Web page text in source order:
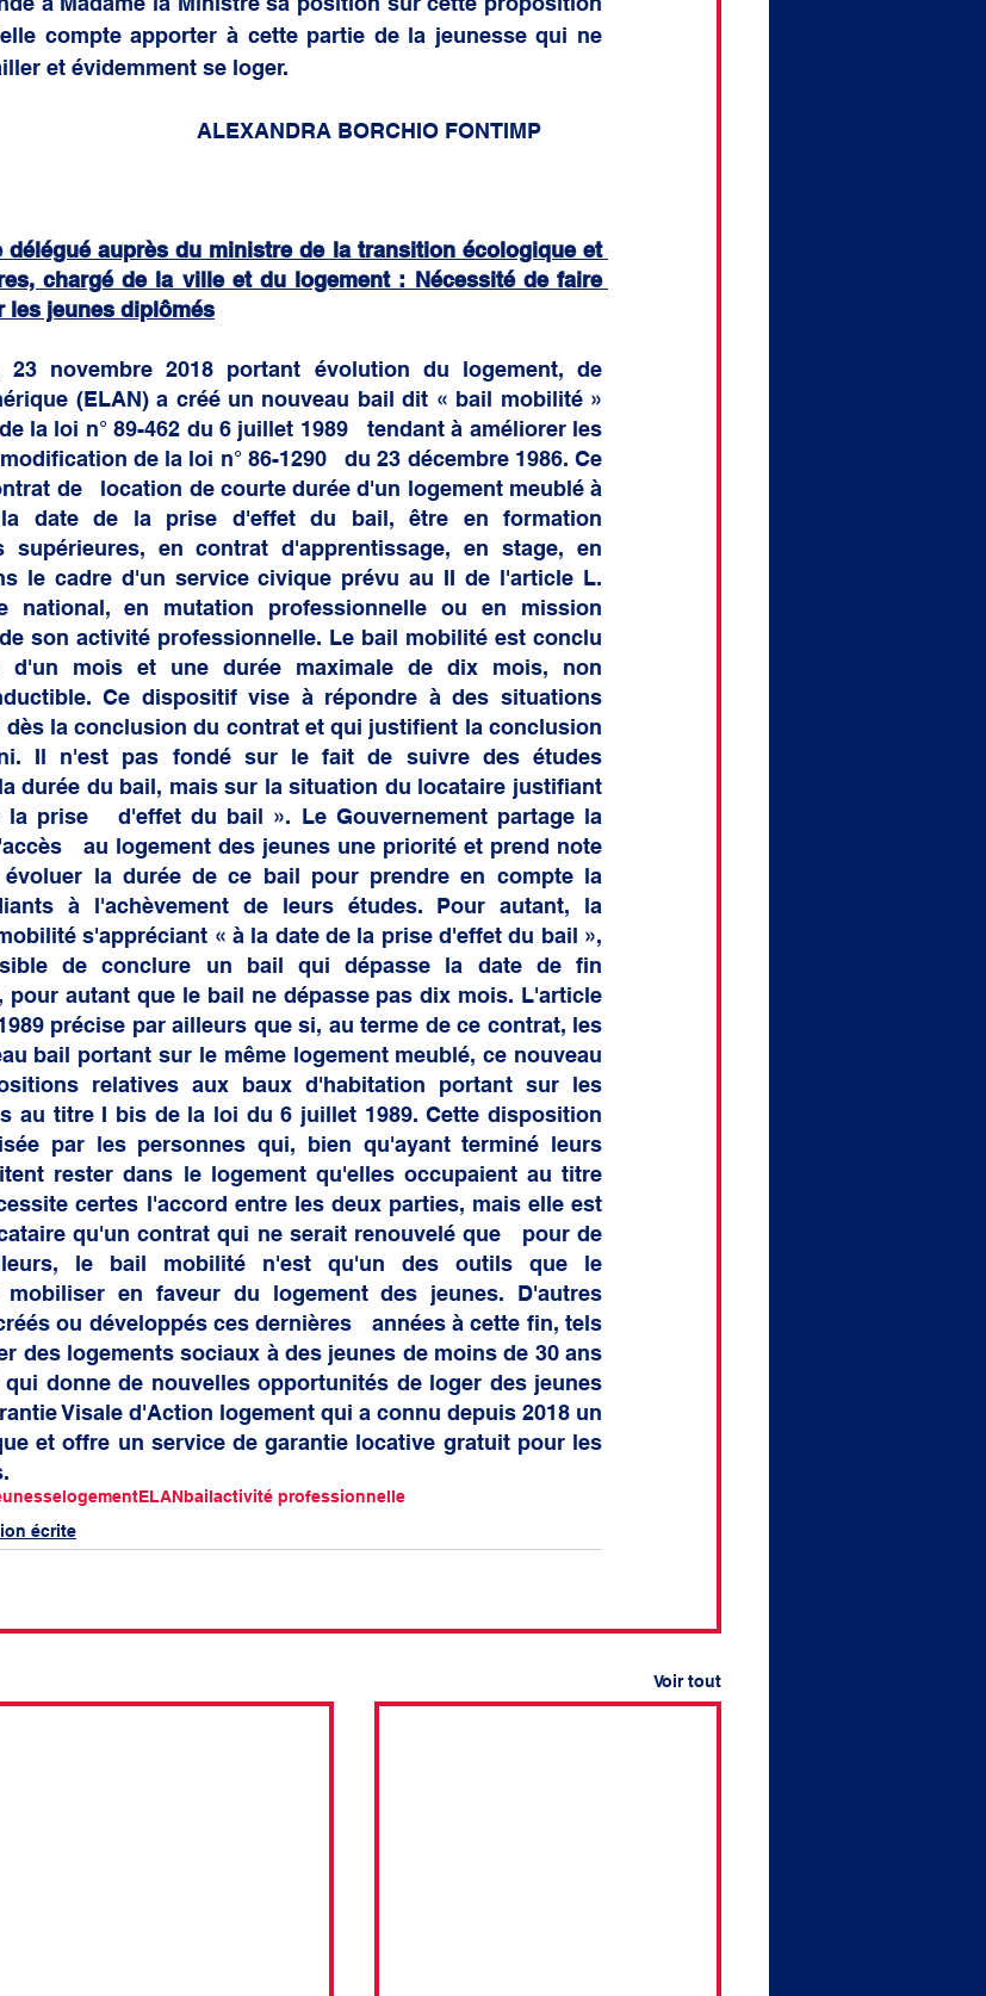
compte apporter à cette partie de la jeunesse qui ne
et évidemment se loger.
										ALEXANDRA BORCHIO FONTIMP
délégué auprès du ministre de la transition écologique et
chargé de la ville et du logement : Nécessité de faire
les jeunes diplômés
novembre 2018 portant évolution du logement, de
(ELAN) a créé un nouveau bail dit « bail mobilité »
la loi n° 89-462 du 6 juillet 1989   tendant à améliorer les
de la loi n° 86-1290   du 23 décembre 1986. Ce
de   location de courte durée d'un logement meublé à
date de la prise d'effet du bail, être en formation
supérieures, en contrat d'apprentissage, en stage, en
le cadre d'un service civique prévu au II de l'article L.
national, en mutation professionnelle ou en mission
son activité professionnelle. Le bail mobilité est conclu
d'un mois et une durée maximale de dix mois, non
Ce dispositif vise à répondre à des situations
la conclusion du contrat et qui justifient la conclusion
Il n'est pas fondé sur le fait de suivre des études
durée du bail, mais sur la situation du locataire justifiant
prise   d'effet du bail ». Le Gouvernement partage la
au logement des jeunes une priorité et prend note
la durée de ce bail pour prendre en compte la
à l'achèvement de leurs études. Pour autant, la
s'appréciant « à la date de la prise d'effet du bail »,
de conclure un bail qui dépasse la date de fin
pour autant que le bail ne dépasse pas dix mois. L'article
précise par ailleurs que si, au terme de ce contrat, les
bail portant sur le même logement meublé, ce nouveau
relatives aux baux d'habitation portant sur les
au titre I bis de la loi du 6 juillet 1989. Cette disposition
par les personnes qui, bien qu'ayant terminé leurs
rester dans le logement qu'elles occupaient au titre
certes l'accord entre les deux parties, mais elle est
qu'un contrat qui ne serait renouvelé que   pour de
le bail mobilité n'est qu'un des outils que le
mobiliser en faveur du logement des jeunes. D'autres
ou développés ces dernières   années à cette fin, tels
des logements sociaux à des jeunes de moins de 30 ans
donne de nouvelles opportunités de loger des jeunes
Visale d'Action logement qui a connu depuis 2018 un
et offre un service de garantie locative gratuit pour les
logementELANbailactivité professionnelle
écrite
Voir tout